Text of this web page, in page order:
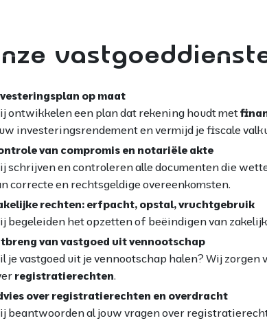
op maat
ontwikkelen een plan dat rekening houdt met
investeringsrendement en vermijd je fiscale
van compromis en notariële akte
schrijven en controleren alle documenten die
correcte en rechtsgeldige overeenkomsten.
rechten: erfpacht, opstal, vruchtgebruik
begeleiden het opzetten of beëindigen van
van vastgoed uit vennootschap
je vastgoed uit je vennootschap halen? Wij
registratierechten.
over registratierechten en overdracht
beantwoorden al jouw vragen over